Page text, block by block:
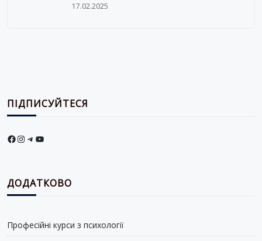
17.02.2025
ПІДПИСУЙТЕСЯ
Facebook
Instagram
Telegram
YouTube
ДОДАТКОВО
Професійні курси з психології